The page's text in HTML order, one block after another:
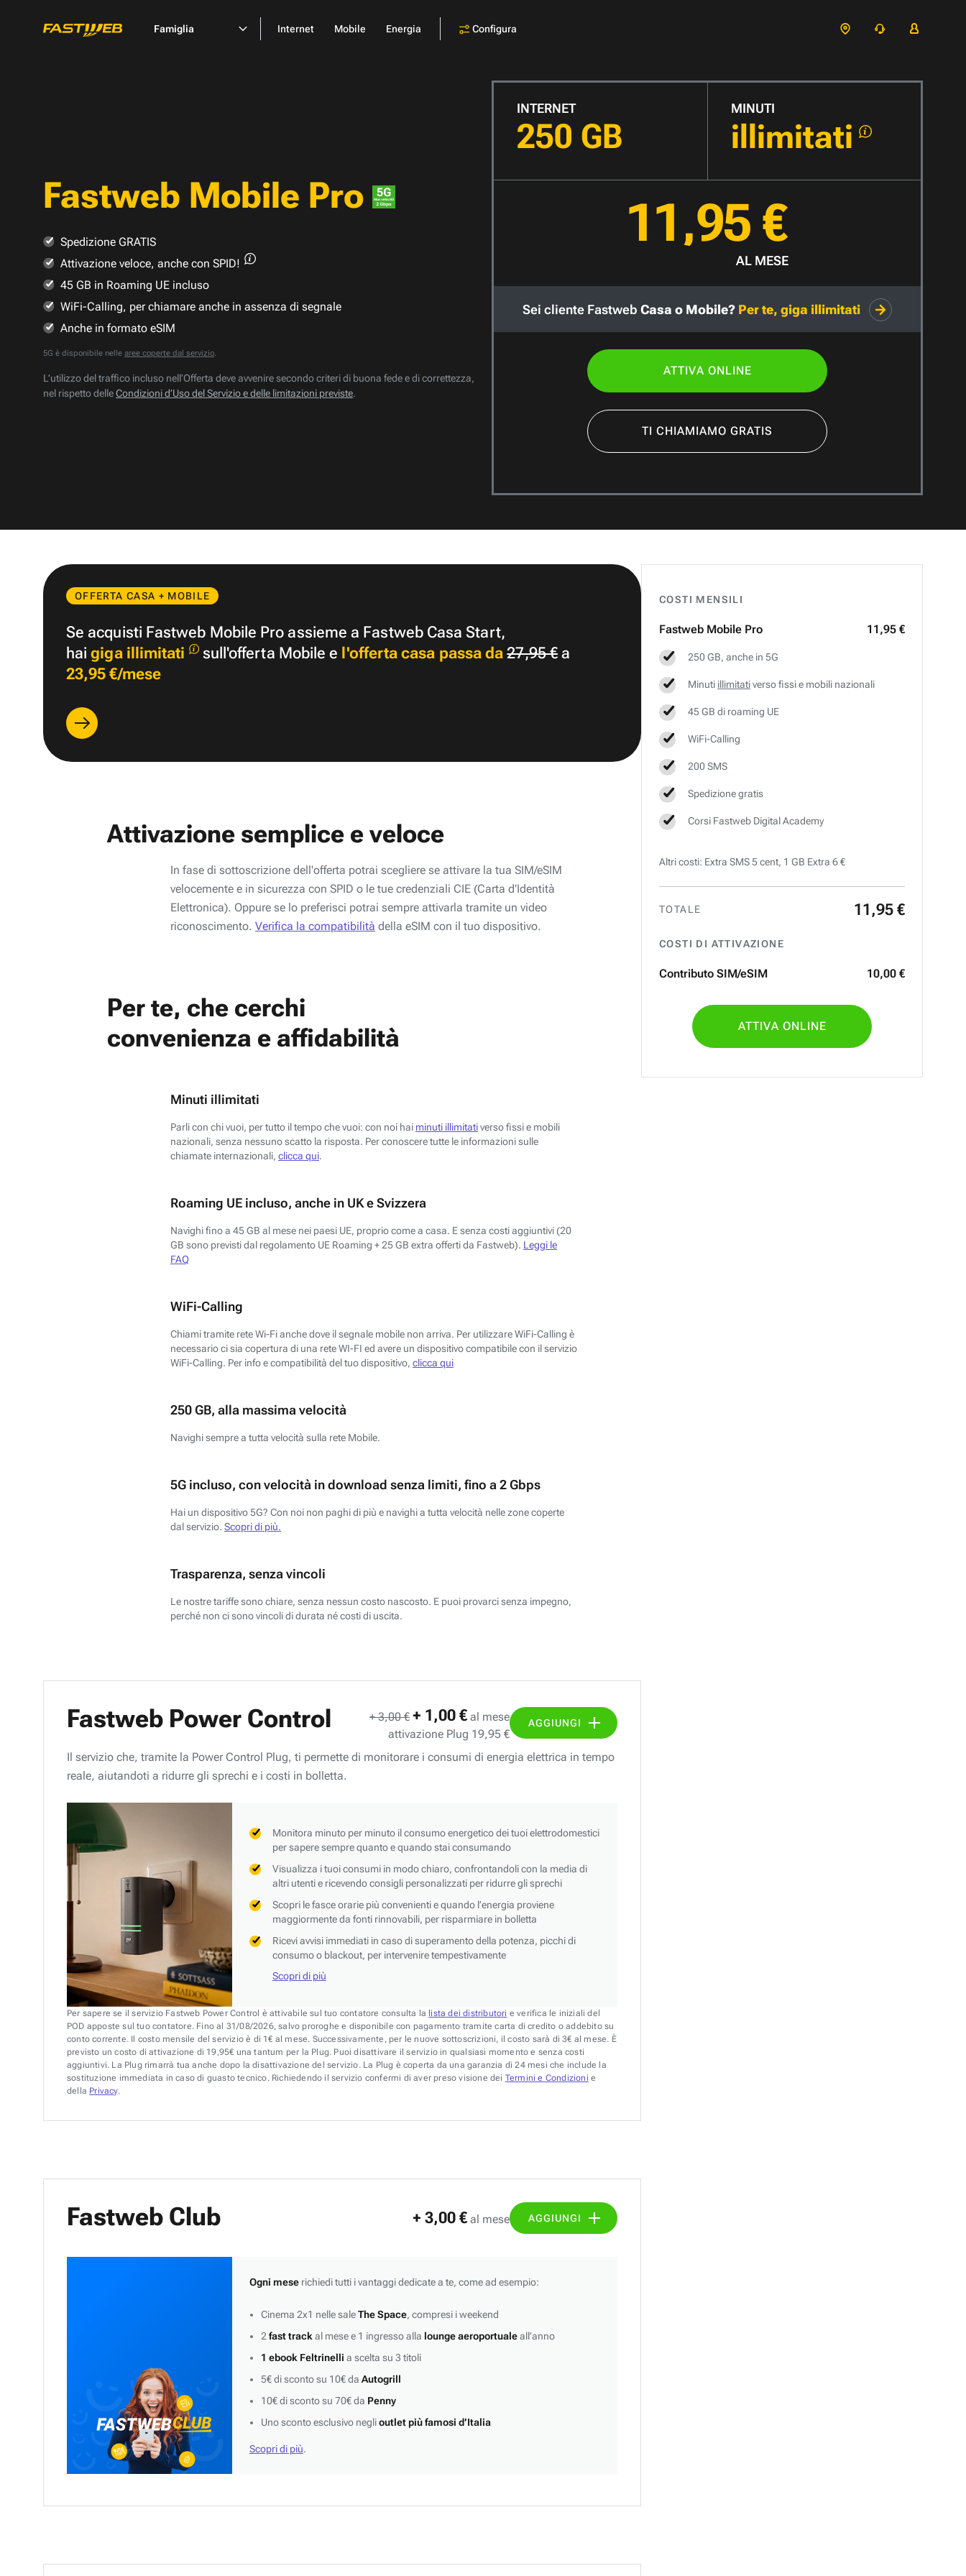
Famiglia Internet Mobile Energia Configura
Fastweb Mobile Pro
INTERNET
250 GB
MINUTI
illimitati
11,95 €
AL MESE
Sei cliente Fastweb Casa o Mobile? Per te, giga illimitati
ATTIVA ONLINE
TI CHIAMIAMO GRATIS
Spedizione GRATIS
Attivazione veloce, anche con SPID!
45 GB in Roaming UE incluso
WiFi-Calling, per chiamare anche in assenza di segnale
Anche in formato eSIM
5G è disponibile nelle aree coperte dal servizio.
L’utilizzo del traffico incluso nell’Offerta deve avvenire secondo criteri di buona fede e di correttezza,
nel rispetto delleCondizioni d’Uso del Servizio e delle limitazioni previste.
COSTI MENSILI
Fastweb Mobile Pro 11,95 €
250 GB, anche in 5G
Minuti illimitativerso fissi e mobili nazionali
45 GB di roaming UE
WiFi-Calling
200 SMS
Spedizione gratis
Corsi Fastweb Digital Academy
Altri costi: Extra SMS 5 cent, 1 GB Extra 6 €
TOTALE 11 ,95 €
COSTI DI ATTIVAZIONE
Contributo SIM/eSIM 10,00 €
ATTIVA ONLINE
OFFERTA CASA + MOBILE
Se acquisti Fastweb Mobile Pro assieme a Fastweb Casa Start,
haigiga illimitati sull'offerta Mobile e l'offerta casa passa da 27,95 €a
23,95 €/mese
Attivazione semplice e veloce
In fase di sottoscrizione dell'offerta potrai scegliere se attivare la tua SIM/eSIM
velocemente e in sicurezza con SPID o le tue credenziali CIE (Carta d'Identità
Elettronica). Oppure se lo preferisci potrai sempre attivarla tramite un video
riconoscimento. Verifica la compatibilità della eSIM con il tuo dispositivo.
Per te, che cerchi
convenienza e affidabilità
Minuti illimitati
Parli con chi vuoi, per tutto il tempo che vuoi: con noi hai minuti illimitativerso fissi e mobili
nazionali, senza nessuno scatto la risposta. Per conoscere tutte le informazioni sulle
chiamate internazionali, clicca qui.
Roaming UE incluso, anche in UK e Svizzera
Navighi fino a 45 GB al mese nei paesi UE, proprio come a casa. E senza costi aggiuntivi (20
GB sono previsti dal regolamento UE Roaming + 25 GB extra offerti da Fastweb). Leggi le
FAQ
WiFi-Calling
Chiami tramite rete Wi-Fi anche dove il segnale mobile non arriva. Per utilizzare WiFi-Calling è
necessario ci sia copertura di una rete WI-FI ed avere un dispositivo compatibile con il servizio
WiFi-Calling. Per info e compatibilità del tuo dispositivo, clicca qui
250 GB, alla massima velocità
Navighi sempre a tutta velocità sulla rete Mobile.
5G incluso, con velocità in download senza limiti, fino a 2 Gbps
Hai un dispositivo 5G? Con noi non paghi di più e navighi a tutta velocità nelle zone coperte
dal servizio. Scopri di più.
Trasparenza, senza vincoli
Le nostre tariffe sono chiare, senza nessun costo nascosto. E puoi provarci senza impegno,
perché non ci sono vincoli di durata né costi di uscita.
Fastweb Power Control + 3,00 € + 1,00 € al mese
attivazione Plug 19,95 €
AGGIUNGI
Il servizio che, tramite la Power Control Plug, ti permette di monitorare i consumi di energia elettrica in tempo
reale, aiutandoti a ridurre gli sprechi e i costi in bolletta.
Monitora minuto per minuto il consumo energetico dei tuoi elettrodomestici
per sapere sempre quanto e quando stai consumando
Visualizza i tuoi consumi in modo chiaro, confrontandoli con la media di
altri utenti e ricevendo consigli personalizzati per ridurre gli sprechi
Scopri le fasce orarie più convenienti e quando l’energia proviene
maggiormente da fonti rinnovabili, per risparmiare in bolletta
Ricevi avvisi immediati in caso di superamento della potenza, picchi di
consumo o blackout, per intervenire tempestivamente
Scopri di più
Per sapere se il servizio Fastweb Power Control è attivabile sul tuo contatore consulta la lista dei distributori e verifica le iniziali del
POD apposte sul tuo contatore. Fino al 31/08/2026, salvo proroghe e disponibile con pagamento tramite carta di credito o addebito su
conto corrente. Il costo mensile del servizio è di 1€ al mese. Successivamente, per le nuove sottoscrizioni, il costo sarà di 3€ al mese. È
previsto un costo di attivazione di 19,95€ una tantum per la Plug. Puoi disattivare il servizio in qualsiasi momento e senza costi
aggiuntivi. La Plug rimarrà tua anche dopo la disattivazione del servizio. La Plug è coperta da una garanzia di 24 mesi che include la
sostituzione immediata in caso di guasto tecnico. Richiedendo il servizio confermi di aver preso visione dei Termini e Condizioni e
della Privacy.
Fastweb Club + 3,00 € al mese AGGIUNGI
Ogni meserichiedi tutti i vantaggi dedicate a te, come ad esempio:
Cinema 2x1 nelle saleThe Space, compresi i weekend
2 fast track al mese e 1 ingresso alla lounge aeroportualeall’anno
1 ebook Feltrinelli a scelta su 3 titoli
5€ di sconto su 10€ da Autogrill
10€ di sconto su 70€ da Penny
Uno sconto esclusivo neglioutlet più famosi d’Italia
Scopri di più.